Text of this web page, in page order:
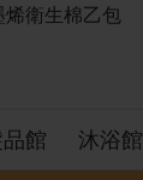
館 沐浴館